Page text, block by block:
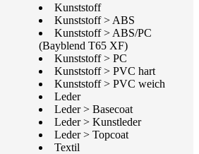
Kunststoff
Kunststoff > ABS
Kunststoff > ABS/PC
(Bayblend T65 XF)
Kunststoff > PC
Kunststoff > PVC hart
Kunststoff > PVC weich
Leder
Leder > Basecoat
Leder > Kunstleder
Leder > Topcoat
Textil